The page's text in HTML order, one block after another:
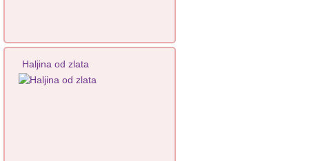
Haljina od zlata